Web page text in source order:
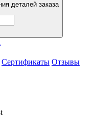
деталей заказа
Сертификаты Отзывы